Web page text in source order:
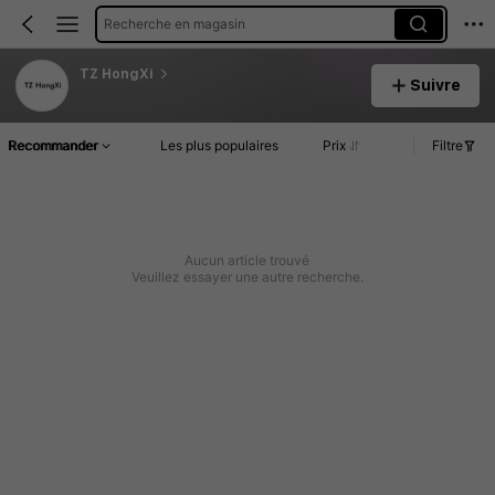
Recherche en magasin
TZ HongXi
Suivre
Recommander Les plus populaires Prix Filtre
Aucun article trouvé
Veuillez essayer une autre recherche.